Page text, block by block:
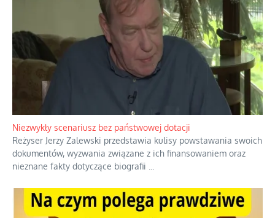
Niezwykły scenariusz bez państwowej dotacji
Reżyser Jerzy Zalewski przedstawia kulisy powstawania swoich
dokumentów, wyzwania związane z ich finansowaniem oraz
nieznane fakty dotyczące biografii